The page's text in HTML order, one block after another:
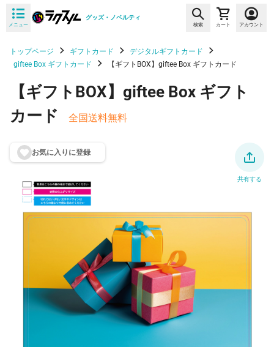
メニュー
グッズ・ノベルティ
検索 カート アカウント
トップページ ギフトカード
デジタルギフトカード
giftee Box ギフトカード
【ギフトBOX】giftee Box ギフトカード
【ギフトBOX】giftee Box ギフト
カード
全国送料無料
お気に入りに登録
共有する